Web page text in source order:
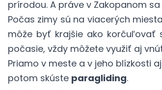
prírodou. A práve v Zakopanom
Počas zimy sú na viacerých
môže byť krajšie ako korčuľovať
počasie, vždy môžete využiť aj
Priamo v meste a v jeho blízkosti
potom skúste paragliding.